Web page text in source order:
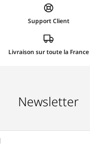
Support Client
Livraison sur toute la France
Newsletter